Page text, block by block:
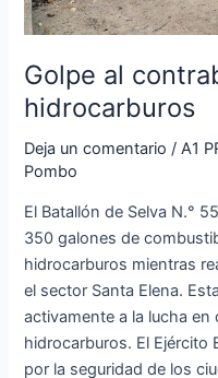
Golpe al
hidrocarburos
Deja un comentario /A1
Pombo
El Batallón de Selva N.°
350 galones de
hidrocarburos mientras
el sector Santa Elena.
activamente a la lucha
hidrocarburos. El Ejército
por la seguridad de los